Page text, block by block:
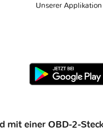
Unserer Applikation
mit einer OBD-2-